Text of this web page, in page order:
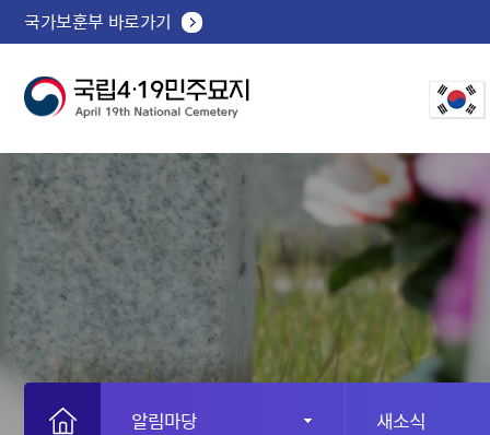
국가보훈부 바로가기
알림마당 새소식